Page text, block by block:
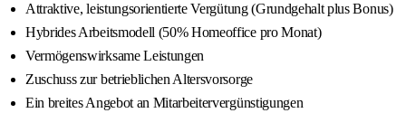
Attraktive, leistungsorientierte Vergütung (Grundgehalt plus Bonus)
Hybrides Arbeitsmodell (50% Homeoffice pro Monat)
Vermögenswirksame Leistungen
Zuschuss zur betrieblichen Altersvorsorge
Ein breites Angebot an Mitarbeitervergünstigungen